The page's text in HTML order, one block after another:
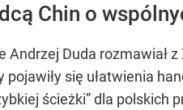
Chin o
Andrzej Duda rozmawiał
pojawiły się ułatwienia
ścieżki” dla polskich